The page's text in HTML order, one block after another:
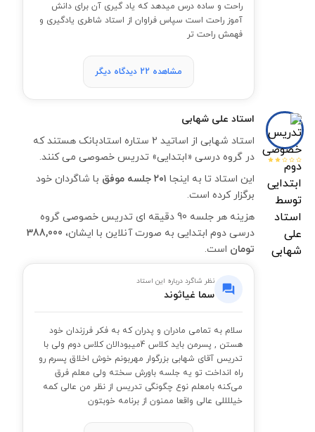
راحت و ساده درس میدهد که یاد گیری آن برای دانش
آموز راحت است سپاس فراوان از استاد شاطری یادگیری و
فهمش راحت تر
مشاهده 22 دیدگاه دیگر
استاد علی شهابی
استاد شهابی از اساتید 2 ستاره استادبانک هستند که
در گروه درسی «ابتدایی» تدریس خصوصی می کنند.
این استاد تا به اینجا ۲۰۱ جلسه موفق
با شاگردان خود
برگزار کرده است.
هزینه هر جلسه 90 دقیقه ای تدریس خصوصی گروه
درسی دوم ابتدایی به صورت آنلاین با ایشان، 388,000
تومان است.
نظر شاگرد درباره این استاد
سما غیاثوند
سلام به تمامی مادران و پدران که به فکر فرزندان خود
هستن , پسرمن باید کلاس 4میبود‌الان کلاس دوم ولی با
تدریس آقای شهابی بزرگوار مهربونم خوش اخلاق پسرم رو
راه انداخت تو یه جلسه باورش سخته ولی معلم فرق
می‌کنه بامعلم نوع چگونگی تدریس از نظر من عالی کمه
خیللللی عالی واقعا ممنون از برنامه خوبتون